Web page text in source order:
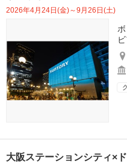
2026年4月24日(金)～9月26日(土)
大阪ステーションシティ×